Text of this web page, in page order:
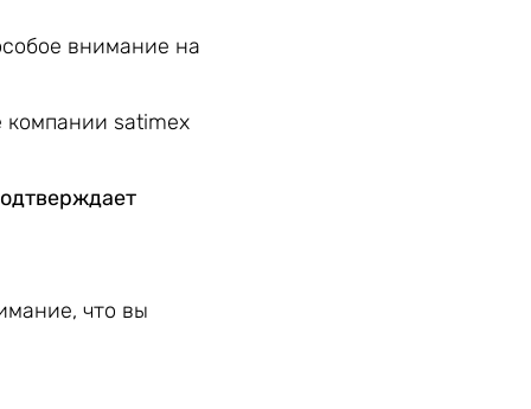
внимание на
компании satimex
что вы